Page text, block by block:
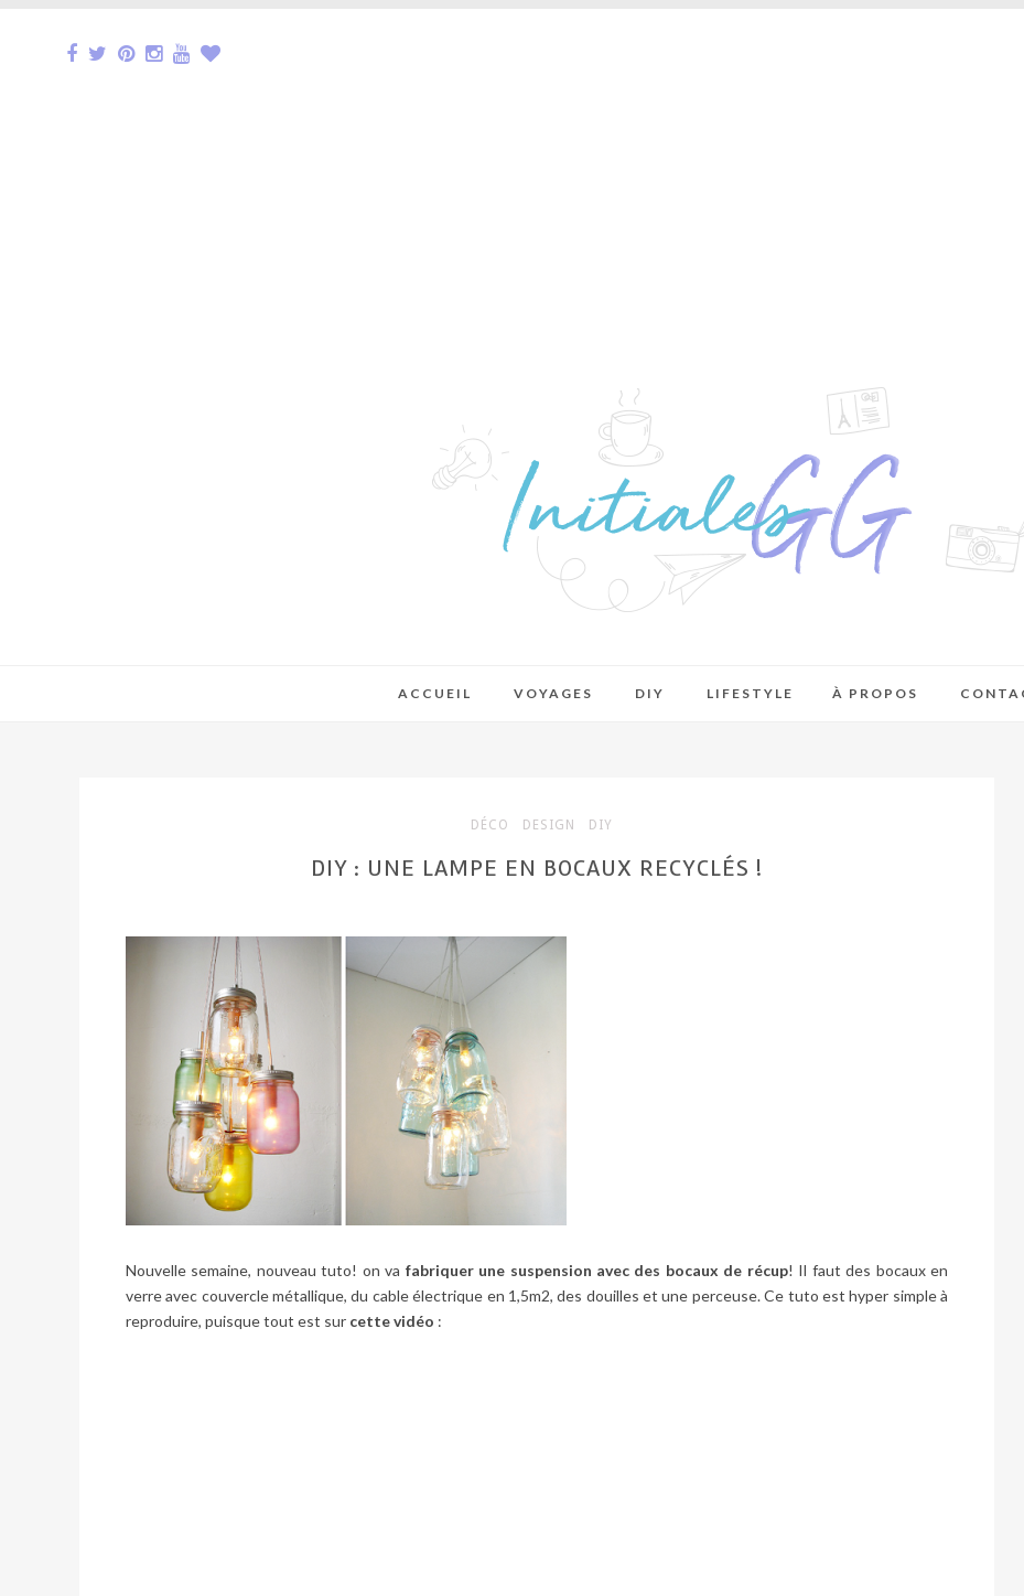
ACCUEIL VOYAGES DIY LIFESTYLE À PROPOS
DÉCO DESIGN DIY
DIY : UNE LAMPE EN BOCAUX RECYCLÉS !
Nouvelle semaine, nouveau tuto! on va fabriquer une suspension avec des bocaux de récup! Il faut des bocaux en
verre avec couvercle métallique, du cable électrique en 1,5m2, des douilles et une perceuse. Ce tuto est hyper simple à
reproduire, puisque tout est sur cette vidéo :